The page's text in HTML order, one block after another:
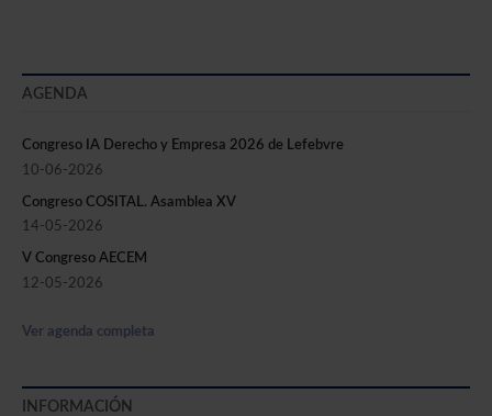
AGENDA
Congreso IA Derecho y Empresa 2026 de Lefebvre
10-06-2026
Congreso COSITAL. Asamblea XV
14-05-2026
V Congreso AECEM
12-05-2026
Ver agenda completa
INFORMACIÓN